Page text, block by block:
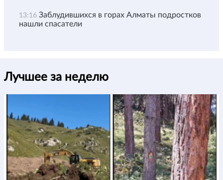
13:16 Заблудившихся в горах Алматы подростков
нашли спасатели
Лучшее за неделю